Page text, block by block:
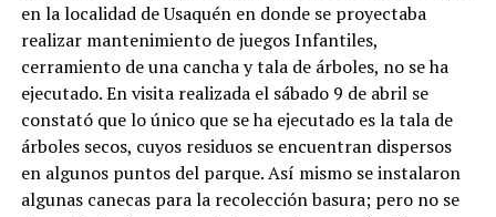
en la localidad de Usaquén en donde se proyectaba
realizar mantenimiento de juegos Infantiles,
cerramiento de una cancha y tala de árboles, no se ha
ejecutado. En visita realizada el sábado 9 de abril se
constató que lo único que se ha ejecutado es la tala de
árboles secos, cuyos residuos se encuentran dispersos
en algunos puntos del parque. Así mismo se instalaron
algunas canecas para la recolección basura; pero no se